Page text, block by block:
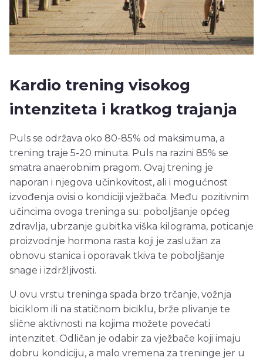
Kardio trening visokog
intenziteta i kratkog trajanja
Puls se održava oko 80-85% od maksimuma, a
trening traje 5-20 minuta. Puls na razini 85% se
smatra anaerobnim pragom. Ovaj trening je
naporan i njegova učinkovitost, ali i mogućnost
izvođenja ovisi o kondiciji vježbača. Među pozitivnim
učincima ovoga treninga su: poboljšanje općeg
zdravlja, ubrzanje gubitka viška kilograma, poticanje
proizvodnje hormona rasta koji je zaslužan za
obnovu stanica i oporavak tkiva te poboljšanje
snage i izdržljivosti.
U ovu vrstu treninga spada brzo trčanje, vožnja
biciklom ili na statičnom biciklu, brže plivanje te
slične aktivnosti na kojima možete povećati
intenzitet. Odličan je odabir za vježbače koji imaju
dobru kondiciju, a malo vremena za treninge jer u